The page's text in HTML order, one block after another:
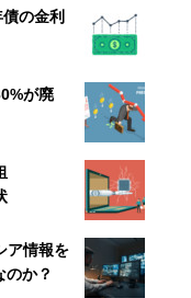
の金利
が廃
ア情報を
か？